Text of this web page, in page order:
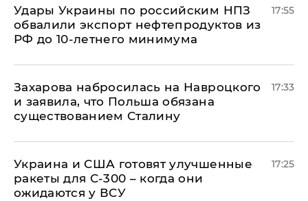
Удары Украины по российским НПЗ
обвалили экспорт нефтепродуктов из
РФ до 10-летнего минимума
17:55
​Захарова набросилась на Навроцкого
и заявила, что Польша обязана
существованием Сталину
17:33
Украина и США готовят улучшенные
ракеты для С-300 – когда они
ожидаются у ВСУ
17:25